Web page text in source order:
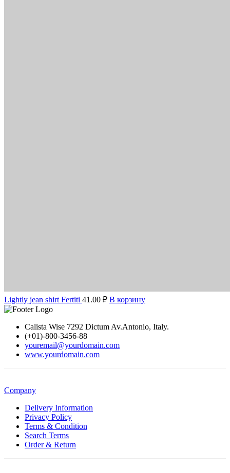
Lightly jean shirt Fertiti 41.00 ₽ В корзину
Calista Wise 7292 Dictum Av.Antonio, Italy.
(+01)-800-3456-88
youremail@yourdomain.com
www.yourdomain.com
Company
Delivery Information
Privacy Policy
Terms & Condition
Search Terms
Order & Return